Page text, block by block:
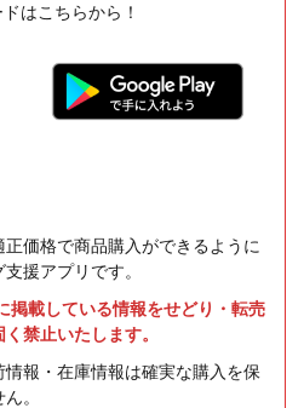
はこちらから！
価格で商品購入ができるように
援アプリです。
掲載している情報をせどり・転売
禁止いたします。
報・在庫情報は確実な購入を保
。